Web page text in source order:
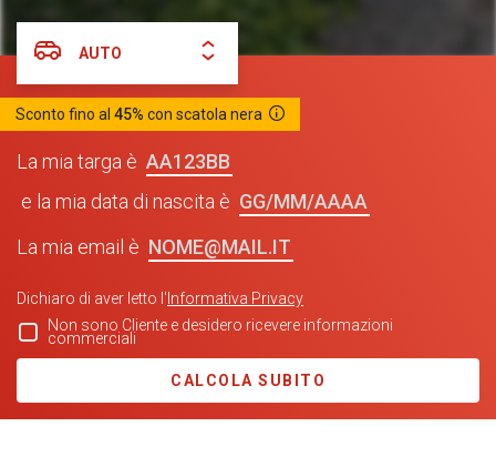
AUTO
Sconto fino al 45% con scatola nera
La mia targa è
AA123BB
e la mia data di nascita è
GG/MM/AAAA
La mia email è NOME@MAIL.IT
Dichiaro di aver letto l' Informativa Privacy
Non sono Cliente e desidero ricevere informazioni
commerciali
CALCOLA SUBITO